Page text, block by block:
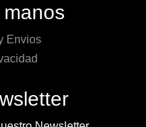
Envios